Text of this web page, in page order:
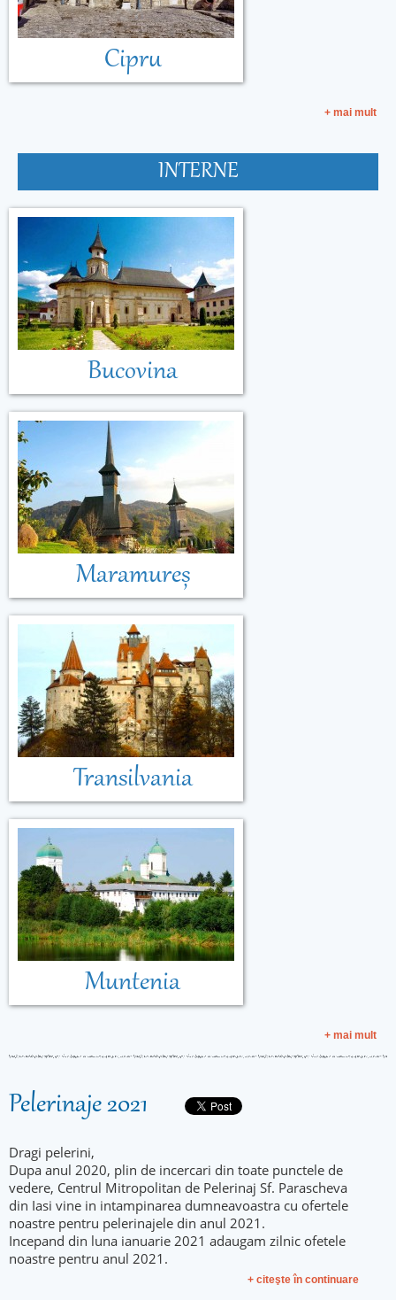
Cipru
+ mai mult
INTERNE
Bucovina
Maramureș
Transilvania
Muntenia
+ mai mult
Pelerinaje 2021
Dragi pelerini,
Dupa anul 2020, plin de incercari din toate punctele de
vedere, Centrul Mitropolitan de Pelerinaj Sf. Parascheva
din Iasi vine in intampinarea dumneavoastra cu ofertele
noastre pentru pelerinajele din anul 2021.
Incepand din luna ianuarie 2021 adaugam zilnic ofetele
noastre pentru anul 2021.
+ citeşte în continuare